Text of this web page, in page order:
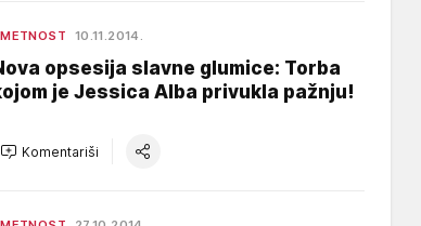
10.11.2014.
opsesija slavne glumice: Torba
je Jessica Alba privukla pažnju!
Komentariši